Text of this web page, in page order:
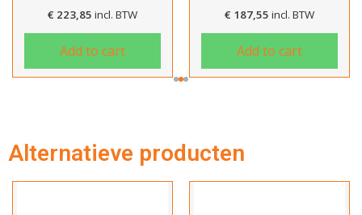
€ 223,85 incl. BTW
Add to cart
€ 187,55 incl. BTW
Add to cart
Alternatieve producten